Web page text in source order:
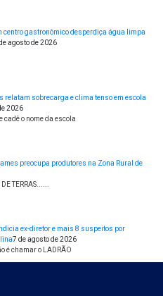
centro gastronômico desperdiça água limpa
agosto de 2026
relatam sobrecarga e clima tenso em escola
2026
cadê o nome da escola
preocupa produtores na Zona Rural de
TERRAS......
ex-diretor e mais 8 suspeitos por
7 de agosto de 2026
é chamar o LADRÃO